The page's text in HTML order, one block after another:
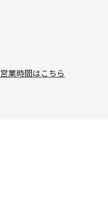
営業時間はこちら